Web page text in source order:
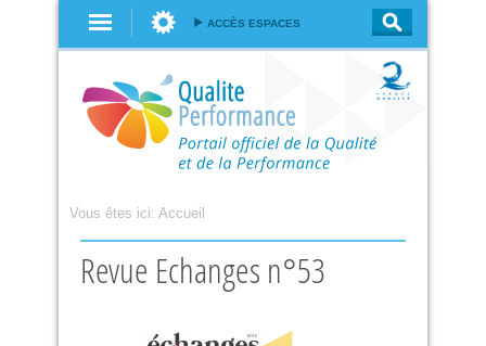
ACCÈS ESPACES
Vous êtes ici: Accueil
Revue Echanges n°53